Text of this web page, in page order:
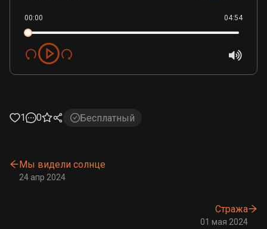
00:00 04:54
1 0 Бесплатный
Мы видели солнце
24 апр 2024
Стража
01 мая 2024